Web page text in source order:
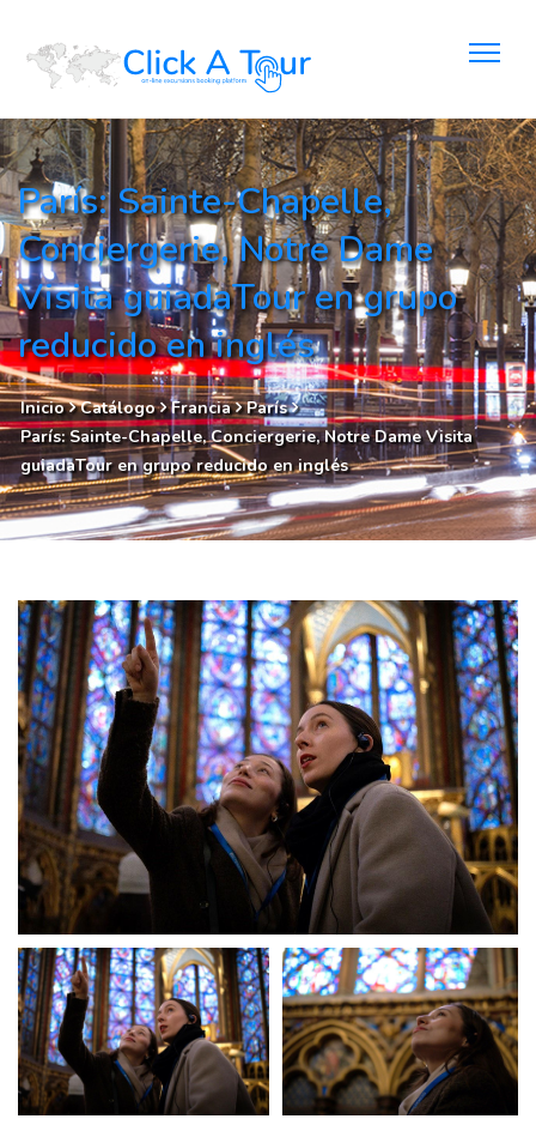
París: Sainte-Chapelle,
Conciergerie, Notre Dame
Visita guiadaTour en grupo
reducido en inglés
Inicio Catálogo Francia París
París: Sainte-Chapelle, Conciergerie, Notre Dame Visita
guiadaTour en grupo reducido en inglés